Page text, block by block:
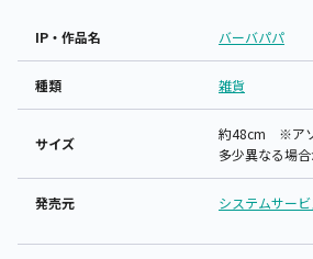
IP・作品名 バーバパパ
種類 雑貨
サイズ
約48cm ※アソ
多少異なる場合
発売元 システムサービ